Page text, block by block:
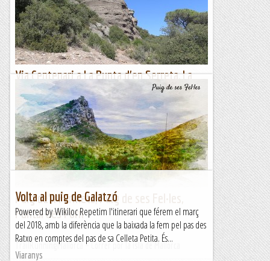
Via Centenari a La Punta d'en Serreta, La
Mola de Sant Llorenç del Munt. 20-04-2023.
La cara oest de la Punta d'en Serreta per on va la via d'en
Carles Olivella, la Centenari és a la cara sud, a sota. La Punta
d'en Serreta és coneguda per la via d'en...
Jaumegrimp 2
Puig de’n Farineta, Puig de ses Fel·les,
Puntal des Forn
TrailRunningMallorca – Correr por la isla de Mallorca
Volta al puig de Galatzó
Powered by Wikiloc Repetim l'itinerari que férem el març
del 2018, amb la diferència que la baixada la fem pel pas des
Ratxo en comptes del pas de sa Celleta Petita. És...
Viaranys